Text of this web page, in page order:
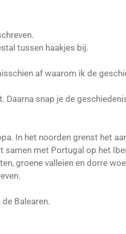
tussen haakjes bij.
af waarom ik de
Daarna snap je de
In het noorden grenst het
samen met Portugal op het
groene valleien en dorre
Balearen.